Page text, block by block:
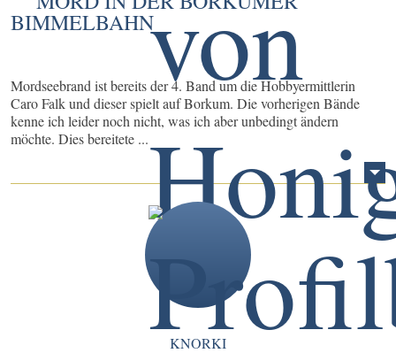
BIMMELBAHN
Mordseebrand ist bereits der 4. Band um die Hobbyermittlerin
Caro Falk und dieser spielt auf Borkum. Die vorherigen Bände
kenne ich leider noch nicht, was ich aber unbedingt ändern
möchte. Dies bereitete ...
KNORKI